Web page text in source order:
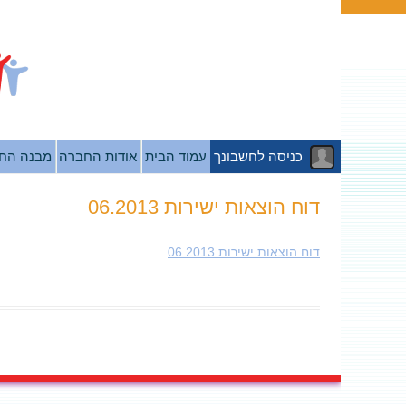
כניסה לחשבונך עמוד הבית אודות החברה מבנה
דוח הוצאות ישירות 06.2013
דוח הוצאות ישירות 06.2013